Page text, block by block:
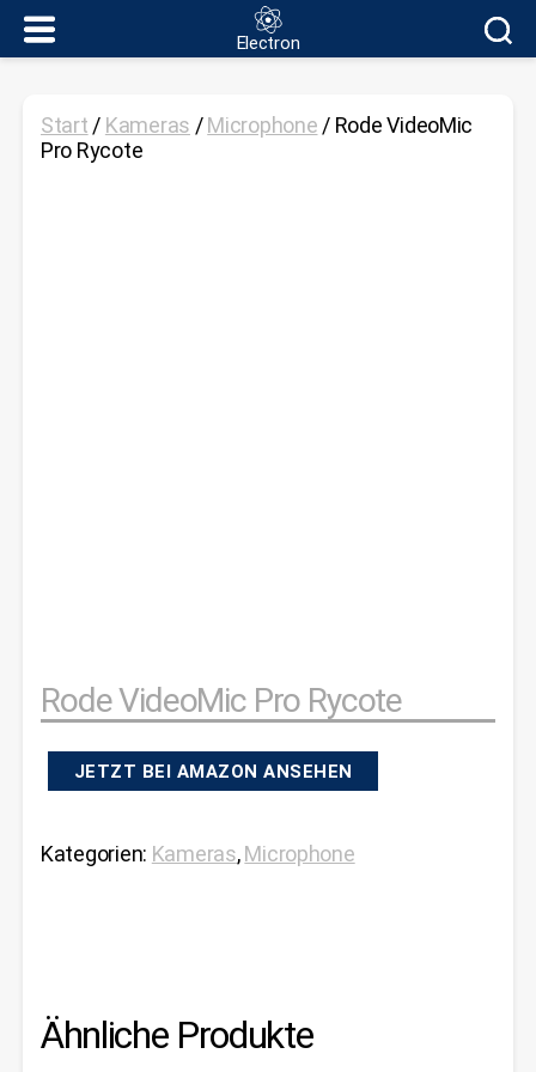
Electron
Electron
Start / Kameras /Microphone / Rode VideoMic
Pro Rycote
Rode VideoMic Pro Rycote
JETZT BEI AMAZON ANSEHEN
Kategorien: Kameras,Microphone
Ähnliche Produkte